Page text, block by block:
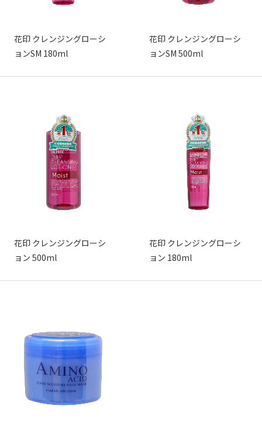
花印 クレンジングローシ
ョンSM 180ml
花印 クレンジングローシ
ョンSM 500ml
花印 クレンジングローシ
ョン 500ml
花印 クレンジングローシ
ョン 180ml